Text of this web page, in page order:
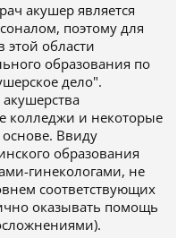
акушер является
поэтому для
области
образования по
дело".
колледжи и некоторые
Ввиду
образования
гинекологами, не
соответствующих
оказывать помощь